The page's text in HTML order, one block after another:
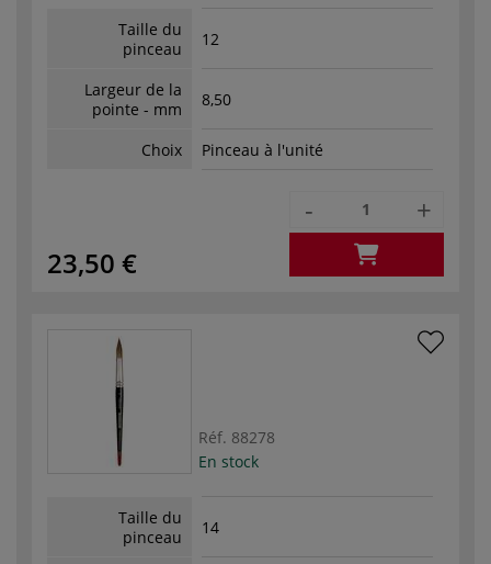
Taille du
pinceau
12
Largeur de la
pointe - mm
8,50
Choix Pinceau à l'unité
23,50 €
- +
Réf. 88278
En stock
Taille du
pinceau
14